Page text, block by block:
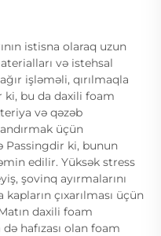
istisna olaraq uzun
və istehsal
işləməli, qırılmaqla
bu da daxili foam
və qəzəb
üçün
ki, bunun
edilir. Yüksək stress
şovinq ayırmalarını
çıxarılması üçün
daxili foam
hafızası olan foam